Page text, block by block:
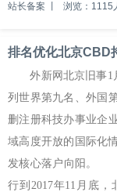
站长备案
浏览：1115
排名优化北京CBD
外新网北京旧事1月
列世界第九名、外国
删注册科技办事业企
域高度开放的国际化
发核心落户向阳。
行到2017年11月底